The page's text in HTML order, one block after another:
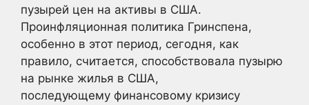
пузырей цен на активы в США.
Проинфляционная политика Гринспена,
особенно в этот период, сегодня, как
правило, считается, способствовала пузырю
на рынке жилья в США,
последующему финансовому кризису